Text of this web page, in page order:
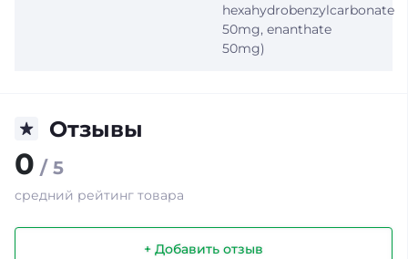
hexahydrobenzylcarbonate
50mg, enanthate
50mg)
Отзывы
0 / 5
средний рейтинг товара
+ Добавить отзыв